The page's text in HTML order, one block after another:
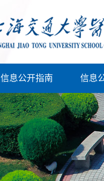
信息公开指南 信息